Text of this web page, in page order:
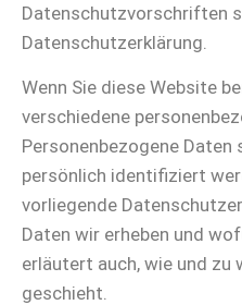
Datenschutzvorschriften
Datenschutzerklärung.
Wenn Sie diese Website
verschiedene
Personenbezogene Daten
persönlich identifiziert
vorliegende
Daten wir erheben und
erläutert auch, wie und zu
geschieht.